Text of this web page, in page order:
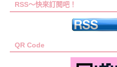
RSS～快來訂閱吧！
QR Code